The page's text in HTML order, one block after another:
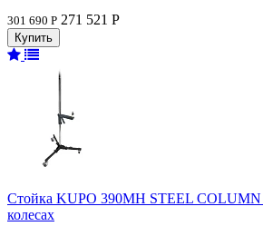
301 690 Р 271 521 Р
Стойка KUPO 390MH STEEL
колесах